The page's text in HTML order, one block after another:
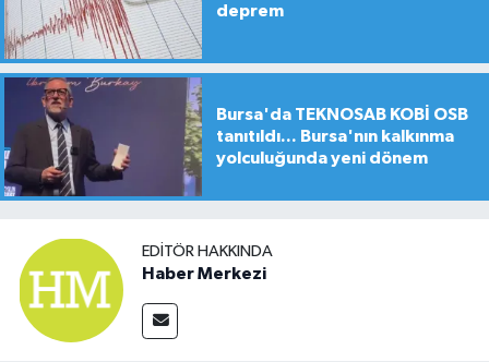
deprem
Bursa'da TEKNOSAB KOBİ OSB
tanıtıldı... Bursa'nın kalkınma
yolculuğunda yeni dönem
EDITÖR HAKKINDA
Haber Merkezi